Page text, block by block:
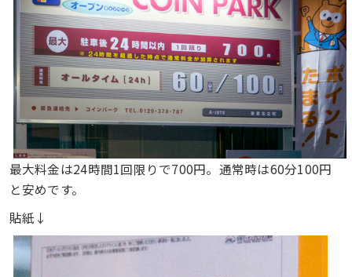
最大料金は24時間1回限りで700円。通常時は60分100円
と安めです。
貼紙↓